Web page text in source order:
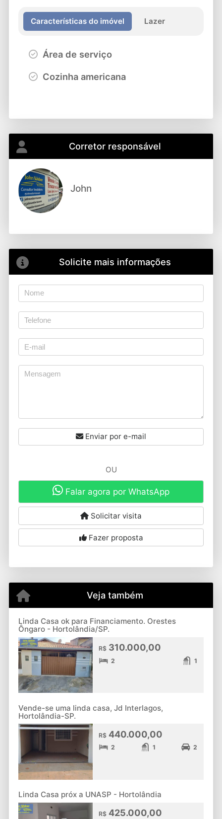
Características do imóvel Lazer
Área de serviço
Cozinha americana
Corretor responsável
John
Solicite mais informações
Enviar por e-mail
OU
Falar agora por WhatsApp
Solicitar visita
Fazer proposta
Veja também
Linda Casa ok para Financiamento. Orestes
Ôngaro - Hortolândia/SP.
R$310.000,00
2 1
Vende-se uma linda casa, Jd Interlagos,
Hortolândia-SP.
R$440.000,00
2 1 2
Linda Casa próx a UNASP - Hortolândia
R$425.000,00